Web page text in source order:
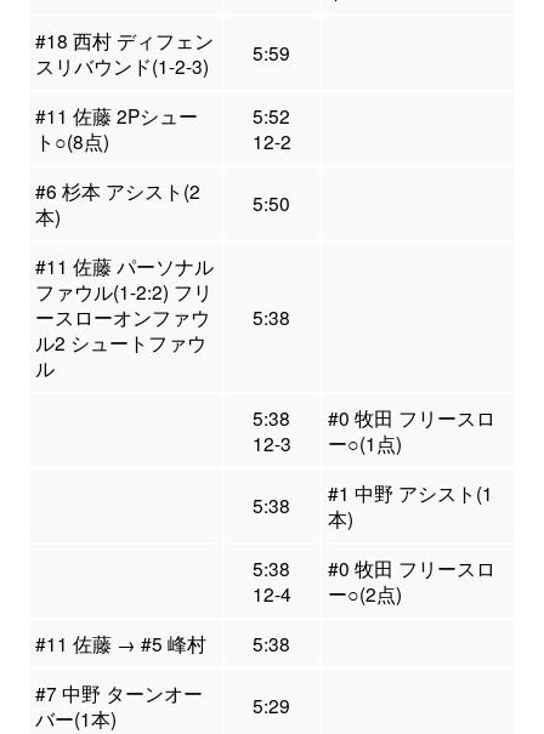
#18 西村 ディフェン
スリバウンド(1-2-3)
5:59
#11 佐藤 2Pシュー
ト○(8点)
5:52
12-2
#6 杉本 アシスト(2
本)
5:50
#11 佐藤 パーソナル
ファウル(1-2:2) フリ
ースローオンファウ
ル2 シュートファウ
ル
5:38
5:38
12-3
#0 牧田 フリースロ
ー○(1点)
5:38
#1 中野 アシスト(1
本)
5:38
12-4
#0 牧田 フリースロ
ー○(2点)
#11 佐藤 → #5 峰村
5:38
#7 中野 ターンオー
バー(1本)
5:29